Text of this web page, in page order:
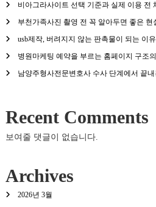
비아그라사이트 선택 기준과 실제 이용 전
부천가족사진 촬영 전 꼭 알아두면 좋은 현
usb제작, 버려지지 않는 판촉물이 되는 이유
병원마케팅 예약을 부르는 홈페이지 구조
남양주형사전문변호사 수사 단계에서 끝내
Recent Comments
보여줄 댓글이 없습니다.
Archives
2026년 3월